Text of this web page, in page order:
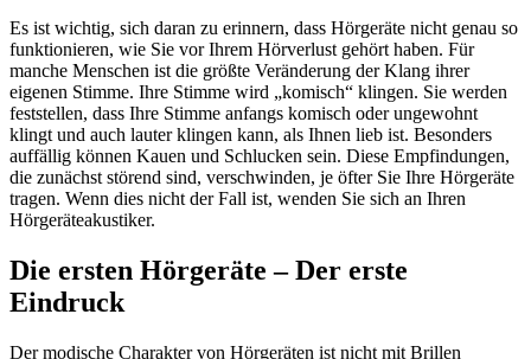
Es ist wichtig, sich daran zu erinnern, dass Hörgeräte nicht genau so
funktionieren, wie Sie vor Ihrem Hörverlust gehört haben. Für
manche Menschen ist die größte Veränderung der Klang ihrer
eigenen Stimme. Ihre Stimme wird „komisch“ klingen. Sie werden
feststellen, dass Ihre Stimme anfangs komisch oder ungewohnt
klingt und auch lauter klingen kann, als Ihnen lieb ist. Besonders
auffällig können Kauen und Schlucken sein. Diese Empfindungen,
die zunächst störend sind, verschwinden, je öfter Sie Ihre Hörgeräte
tragen. Wenn dies nicht der Fall ist, wenden Sie sich an Ihren
Hörgeräteakustiker.
Die ersten Hörgeräte – Der erste
Eindruck
Der modische Charakter von Hörgeräten ist nicht mit Brillen